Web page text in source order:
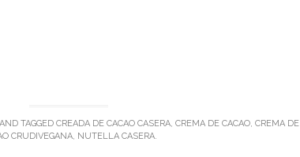
AND TAGGED CREADA DE CACAO CASERA, CREMA DE CACAO, CREMA DE
CRUDIVEGANA, NUTELLA CASERA.